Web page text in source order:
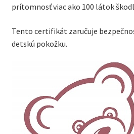
prítomnosť viac ako 100 látok
Tento certifikát zaručuje
detskú pokožku.